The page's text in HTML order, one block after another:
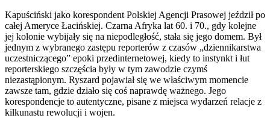
Kapuściński jako korespondent Polskiej Agencji Prasowej jeździł po
całej Ameryce Łacińskiej. Czarna Afryka lat 60. i 70., gdy kolejne
jej kolonie wybijały się na niepodległość, stała się jego domem. Był
jednym z wybranego zastępu reporterów z czasów „dziennikarstwa
uczestniczącego” epoki przedinternetowej, kiedy to instynkt i łut
reporterskiego szczęścia były w tym zawodzie czymś
niezastąpionym. Ryszard pojawiał się we właściwym momencie
zawsze tam, gdzie działo się coś naprawdę ważnego. Jego
korespondencje to autentyczne, pisane z miejsca wydarzeń relacje z
kilkunastu rewolucji i wojen.